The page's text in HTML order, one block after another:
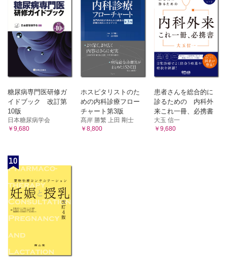
糖尿病専門医研修ガ
イドブック 改訂第
10版
日本糖尿病学会
￥9,680
ホスピタリストのた
めの内科診療フロー
チャート第3版
髙岸 勝繁 上田 剛士
￥8,800
患者さんを総合的に
診るための 内科外
来これ一冊、必携書
大玉 信一
￥9,680
10